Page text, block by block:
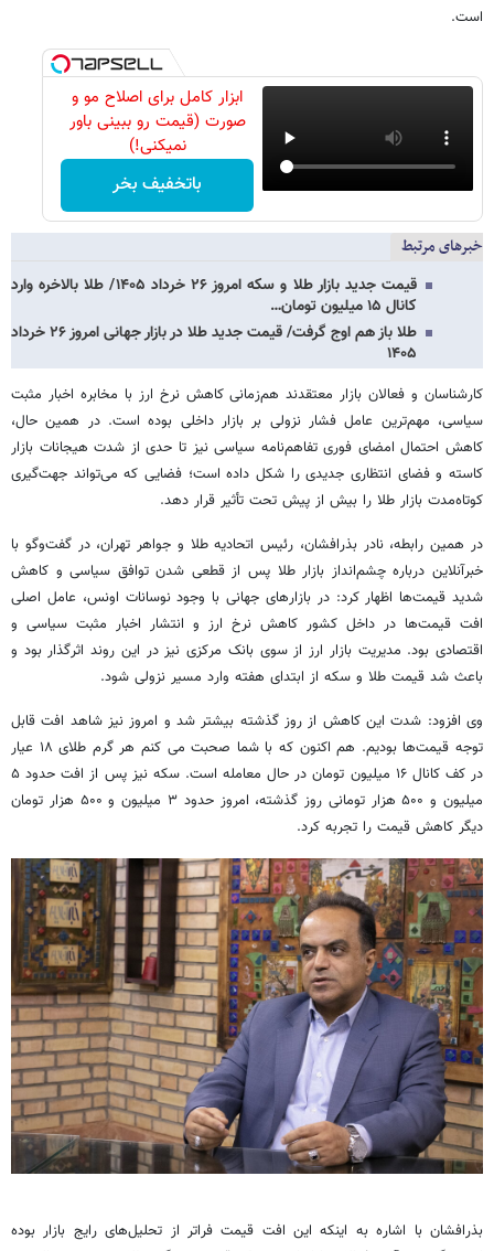
است.
ابزار کامل برای اصلاح مو و
صورت (قیمت رو ببینی باور
نمیکنی!)
باتخفیف بخر
خبرهای مرتبط
قیمت جدید بازار طلا و سکه امروز ۲۶ خرداد ۱۴۰۵/ طلا بالاخره وارد
کانال ۱۵ میلیون تومان…
طلا باز هم اوج گرفت/ قیمت جدید طلا در بازار جهانی امروز ۲۶ خرداد
۱۴۰۵
کارشناسان و فعالان بازار معتقدند هم‌زمانی کاهش نرخ ارز با مخابره اخبار مثبت
سیاسی، مهم‌ترین عامل فشار نزولی بر بازار داخلی بوده است. در همین حال،
کاهش احتمال امضای فوری تفاهم‌نامه سیاسی نیز تا حدی از شدت هیجانات بازار
کاسته و فضای انتظاری جدیدی را شکل داده است؛ فضایی که می‌تواند جهت‌گیری
کوتاه‌مدت بازار طلا را بیش از پیش تحت تأثیر قرار دهد.
در همین رابطه، نادر بذرافشان، رئیس اتحادیه طلا و جواهر تهران، در گفت‌وگو با
خبرآنلاین درباره چشم‌انداز بازار طلا پس از قطعی شدن توافق سیاسی و کاهش
شدید قیمت‌ها اظهار کرد: در بازارهای جهانی با وجود نوسانات اونس، عامل اصلی
افت قیمت‌ها در داخل کشور کاهش نرخ ارز و انتشار اخبار مثبت سیاسی و
اقتصادی بود. مدیریت بازار ارز از سوی بانک مرکزی نیز در این روند اثرگذار بود و
باعث شد قیمت طلا و سکه از ابتدای هفته وارد مسیر نزولی شود.
وی افزود: شدت این کاهش از روز گذشته بیشتر شد و امروز نیز شاهد افت قابل
توجه قیمت‌ها بودیم. هم اکنون که با شما صحبت می کنم هر گرم طلای ۱۸ عیار
در کف کانال ۱۶ میلیون تومان در حال معامله است. سکه نیز پس از افت حدود ۵
میلیون و ۵۰۰ هزار تومانی روز گذشته، امروز حدود ۳ میلیون و ۵۰۰ هزار تومان
دیگر کاهش قیمت را تجربه کرد.
بذرافشان با اشاره به اینکه این افت قیمت فراتر از تحلیل‌های رایج بازار بوده